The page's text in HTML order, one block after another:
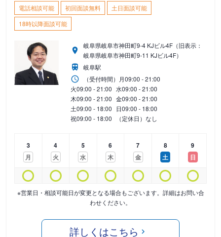
電話相談可能 初回面談無料
土日面談可能
18時以降面談可能
岐阜県岐阜市神田町9-4 KJビル4F（旧表示：
岐阜県岐阜市神田町9-11 KJビル4F）
岐阜駅
（受付時間） 月09:00 - 21:00
火09:00 - 21:00 水09:00 - 21:00
木09:00 - 21:00 金09:00 - 21:00
土09:00 - 18:00 日09:00 - 18:00
祝09:00 - 18:00 （定休日）なし
3
月
4
火
5
水
6
木
7
金
8
土
9
日
※営業日・相談可能日が変更となる場合もございます。詳細はお問い合
わせください。
詳しくはこちら